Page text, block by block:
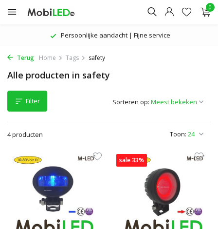
0
Persoonlijke aandacht | Fijne service
Terug Home Tags safety
Alle producten in safety
Filter
4 producten Toon:
Sorteren op:
sale 33%